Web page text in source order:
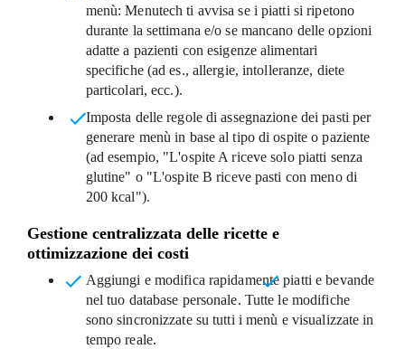
menù: Menutech ti avvisa se i piatti si ripetono
durante la settimana e/o se mancano delle opzioni
adatte a pazienti con esigenze alimentari
specifiche (ad es., allergie, intolleranze, diete
particolari, ecc.).
Imposta delle regole di assegnazione dei pasti per
generare menù in base al tipo di ospite o paziente
(ad esempio, "L'ospite A riceve solo piatti senza
glutine" o "L'ospite B riceve pasti con meno di
200 kcal").
Gestione centralizzata delle ricette e
ottimizzazione dei costi
Aggiungi e modifica rapidamente piatti e bevande
nel tuo database personale. Tutte le modifiche
sono sincronizzate su tutti i menù e visualizzate in
tempo reale.